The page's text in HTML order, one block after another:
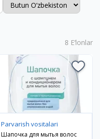
8 E‘lonlar
Parvarish vositalari
Шапочка для мытья волос